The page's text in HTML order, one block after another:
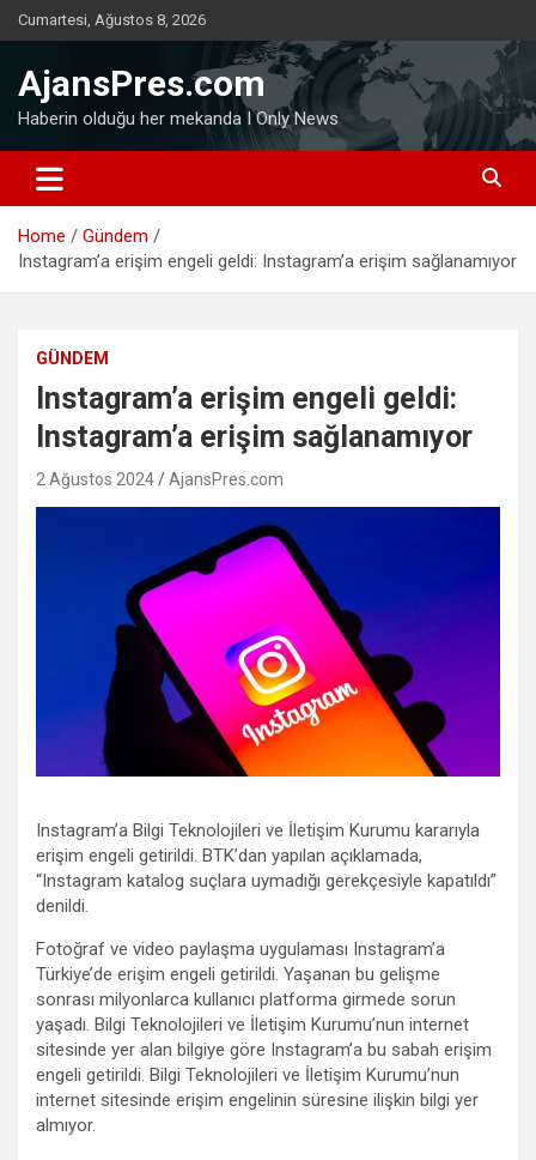
Skip
to
Cumartesi, Ağustos 8, 2026
AjansPres.com
Haberin olduğu her mekanda I Only News
Home
Gündem
Instagram’a erişim engeli geldi: Instagram’a erişim sağlanamıyor
GÜNDEM
Instagram’a erişim engeli geldi:
Instagram’a erişim sağlanamıyor
2 Ağustos 2024 AjansPres.com
Instagram’a Bilgi Teknolojileri ve İletişim Kurumu kararıyla
erişim engeli getirildi. BTK’dan yapılan açıklamada,
“Instagram katalog suçlara uymadığı gerekçesiyle kapatıldı”
denildi.
Fotoğraf ve video paylaşma uygulaması Instagram’a
Türkiye’de erişim engeli getirildi. Yaşanan bu gelişme
sonrası milyonlarca kullanıcı platforma girmede sorun
yaşadı. Bilgi Teknolojileri ve İletişim Kurumu’nun internet
sitesinde yer alan bilgiye göre Instagram’a bu sabah erişim
engeli getirildi. Bilgi Teknolojileri ve İletişim Kurumu’nun
internet sitesinde erişim engelinin süresine ilişkin bilgi yer
almıyor.